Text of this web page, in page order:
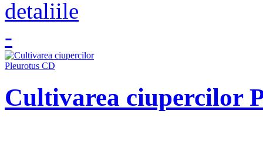
Cultivarea ciupercilor